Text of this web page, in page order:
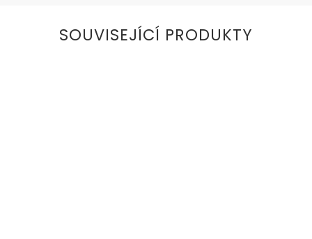
SOUVISEJÍCÍ PRODUKTY